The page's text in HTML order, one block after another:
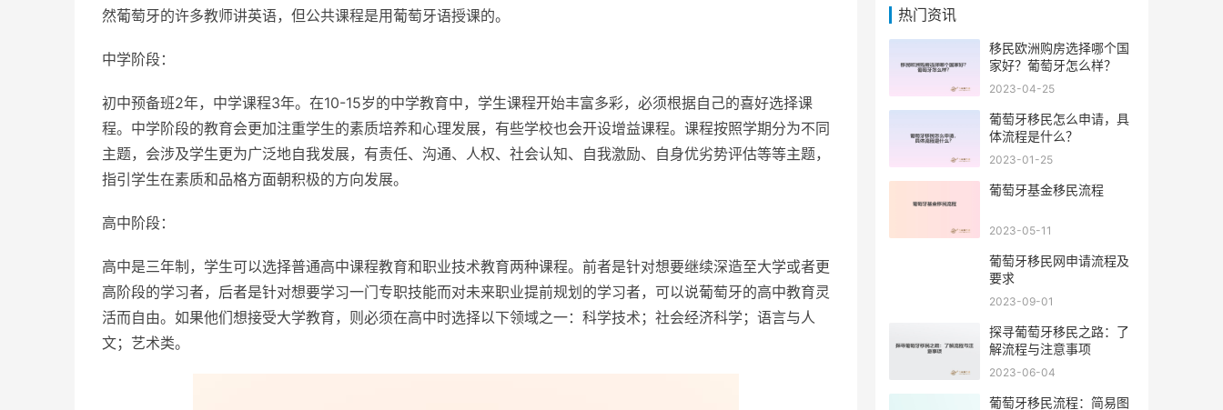
然葡萄牙的许多教师讲英语，但公共课程是用葡萄牙语授课的。
中学阶段：
初中预备班2年，中学课程3年。在10-15岁的中学教育中，学生课程开始丰富多彩，必须根据自己的喜好选择课
程。中学阶段的教育会更加注重学生的素质培养和心理发展，有些学校也会开设增益课程。课程按照学期分为不同
主题，会涉及学生更为广泛地自我发展，有责任、沟通、人权、社会认知、自我激励、自身优劣势评估等等主题，
指引学生在素质和品格方面朝积极的方向发展。
高中阶段：
高中是三年制，学生可以选择普通高中课程教育和职业技术教育两种课程。前者是针对想要继续深造至大学或者更
高阶段的学习者，后者是针对想要学习一门专职技能而对未来职业提前规划的学习者，可以说葡萄牙的高中教育灵
活而自由。如果他们想接受大学教育，则必须在高中时选择以下领域之一：科学技术；社会经济科学；语言与人
文；艺术类。
热门资讯
移民欧洲购房选择哪个国
家好？葡萄牙怎么样？
2023-04-25
葡萄牙移民怎么申请，具
体流程是什么？
2023-01-25
葡萄牙基金移民流程
2023-05-11
葡萄牙移民网申请流程及
要求
2023-09-01
探寻葡萄牙移民之路：了
解流程与注意事项
2023-06-04
葡萄牙移民流程：简易图